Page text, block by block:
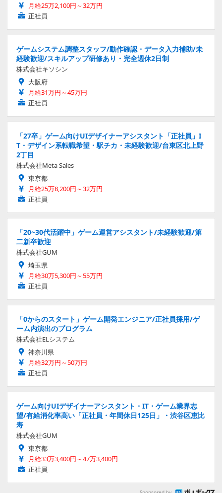
月給25万2,100円～32万円
正社員
ゲームシステム調整スタッフ/動作確認・データ入力補助/未
経験歓迎/スキルアップ研修あり・完全週休2日制
株式会社キソシン
大阪府
月給31万円～45万円
正社員
「27卒」ゲーム向けUIデザイナーアシスタント「正社員」I
T・デザイン系転職希望・駅チカ・未経験歓迎/台東区北上野
2丁目
株式会社Meta Sales
東京都
月給25万8,200円～32万円
正社員
「20~30代活躍中」ゲーム運営アシスタント/未経験歓迎/第
二新卒歓迎
株式会社GUM
埼玉県
月給30万5,300円～55万円
正社員
「0からのスタート」ゲーム開発エンジニア/正社員採用/ゲ
ーム内演出のプログラム
株式会社ELシステム
神奈川県
月給32万円～50万円
正社員
ゲーム向けUIデザイナーアシスタント・IT・ゲーム業界志
望/有給消化率高い「正社員・年間休日125日」・渋谷区恵比
寿
株式会社GUM
東京都
月給33万3,400円～47万3,400円
正社員